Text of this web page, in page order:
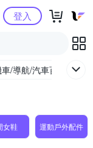
心
登入
/導航/汽車百貨
女鞋 運動戶外配件